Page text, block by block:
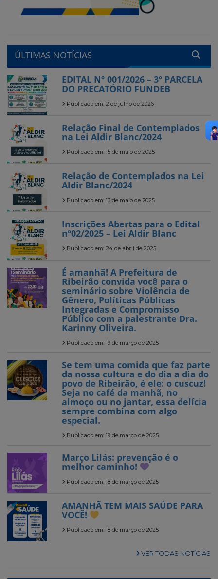
ÚLTIMAS NOTÍCIAS
EDITAL Nº 001/2026 – 3º PARCELA
DO PRECATÓRIO FUNDEB
Publicado em: 2 de julho de 2026
Relação Final de Contemplados
na Lei Aldir Blanc/2024
Publicado em: 15 de maio de 2025
Relação de Contemplados na Lei
Aldir Blanc/2024
Publicado em: 13 de maio de 2025
Inscrições Abertas para o Edital
nº02/2025 – Lei Aldir Blanc
Publicado em: 24 de abril de 2025
É amanhã! A Prefeitura de
Ribeirão convida você para o
seminário sobre Violência de
Gênero, Políticas Públicas
Integradas e Compromisso
Público com a palestrante Dra.
Karinny Oliveira.
Publicado em: 19 de março de 2025
Se tem uma comida que faz parte
da nossa cultura e do dia a dia do
povo de Ribeirão, é ele: o cuscuz!
Seja no café da manhã, no
almoço ou no jantar, essa delícia
sempre combina com algo
especial.
Publicado em: 19 de março de 2025
Março Lilás: prevenção é o
melhor caminho!
Publicado em: 18 de março de 2025
AMANHÃ TEM MAIS SAÚDE PARA
VOCÊ!
Publicado em: 18 de março de 2025
VER TODAS NOTÍCIAS